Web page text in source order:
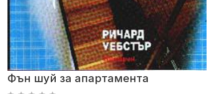
Фън шуй за апартамента